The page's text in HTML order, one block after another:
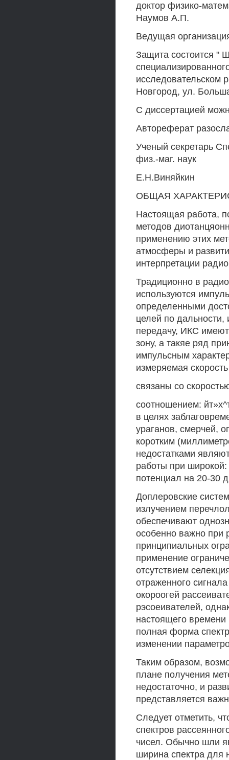
доктор физико-
Наумов А.П.
Ведущая
Защита состоится "
исследовательском
Новгород, ул.
С диссертацией
Автореферат
Ученый секретарь
физ.-маг. наук
Е.Н.Виняйкин
ОБЩАЯ
Настоящая работа,
методов
применению этих
атмосферы и
интерпретации
Традиционно в
используются
определенными
целей по
передачу, ИКС
зону, а такяе ряд
импульсным
измеряемая
связаны со
соотношением:
в целях
ураганов, смерчей,
коротким
недостатками
работы при широкой:
потенциал на 20-30
Доплеровские
излучением
обеспечивают
особенно важно при
принципиальных
применение
отсутствием
отраженного
окороогей
рэсоеивателей,
настоящего времени
полная форма
изменении
Таким образом,
плане получения
недостаточно, и
представляется
Следует отметить,
спектров
чисел. Обычно шли
ширина спектра для